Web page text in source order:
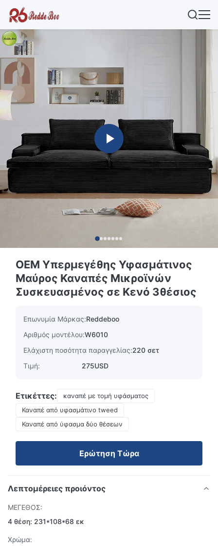
OEM Υπερμεγέθης Υφασμάτινος
Μαύρος Καναπές Μικροϊνών
Συσκευασμένος σε Κενό 3θέσιος
Επωνυμία Μάρκας:Reddeboo
Αριθμός μοντέλου:W6010
Ελάχιστη ποσότητα παραγγελίας:220 σετ
Τιμή:
275USD
Ετικέττες:
καναπέ με τομή υφάσματος
Καναπέ από υφασμάτινο tweed
Καναπέ από ύφασμα δύο θέσεων
Ερώτηση Τώρα
Λεπτομέρειες προιόντος
ΜΕΓΕΘΟΣ:
4 θέση: 231*108*68 εκ
Χρώμα: